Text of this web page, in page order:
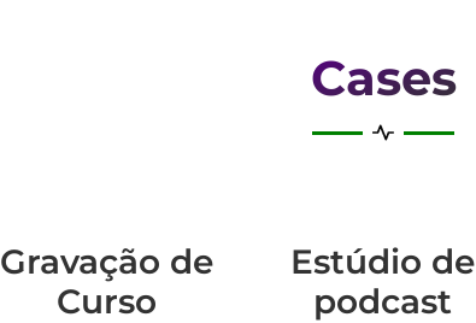
Cases
Gravação de
Curso
Estúdio de
podcast